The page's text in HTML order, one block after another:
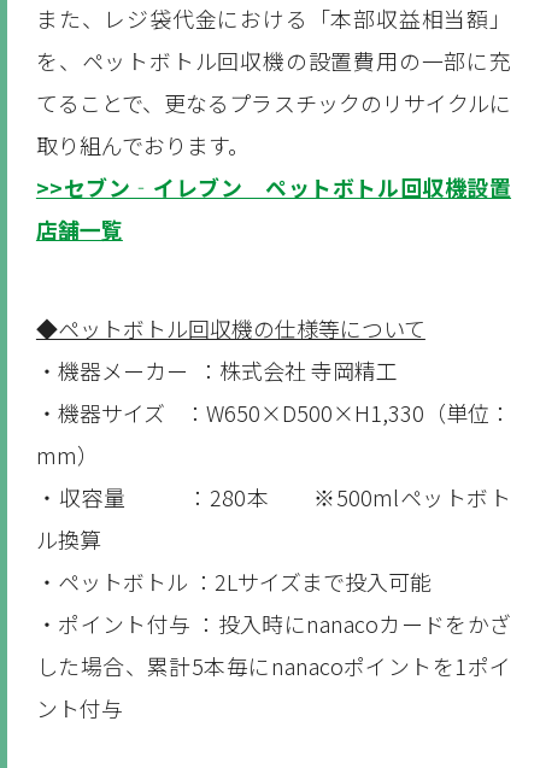
また、レジ袋代金における「本部収益相当額」
を、ペットボトル回収機の設置費用の一部に充
てることで、更なるプラスチックのリサイクルに
取り組んでおります。
>>セブン‐イレブン ペットボトル回収機設置
店舗一覧
◆ペットボトル回収機の仕様等について
・機器メーカー ：株式会社 寺岡精工
・機器サイズ ：W650×D500×H1,330（単位：
mm）
・収容量 ：280本 ※500mlペットボト
ル換算
・ペットボトル ：2Lサイズまで投入可能
・ポイント付与 ：投入時にnanacoカードをかざ
した場合、累計5本毎にnanacoポイントを1ポイ
ント付与